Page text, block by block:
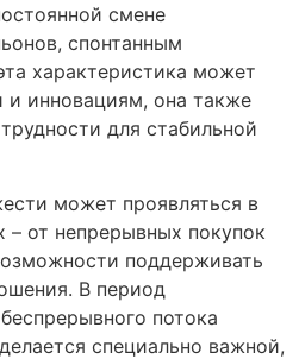
смене
спонтанным
характеристика может
и инновациям, она также
для стабильной
может проявляться в
– от непрерывных покупок
поддерживать
В период
потока
специально важной,